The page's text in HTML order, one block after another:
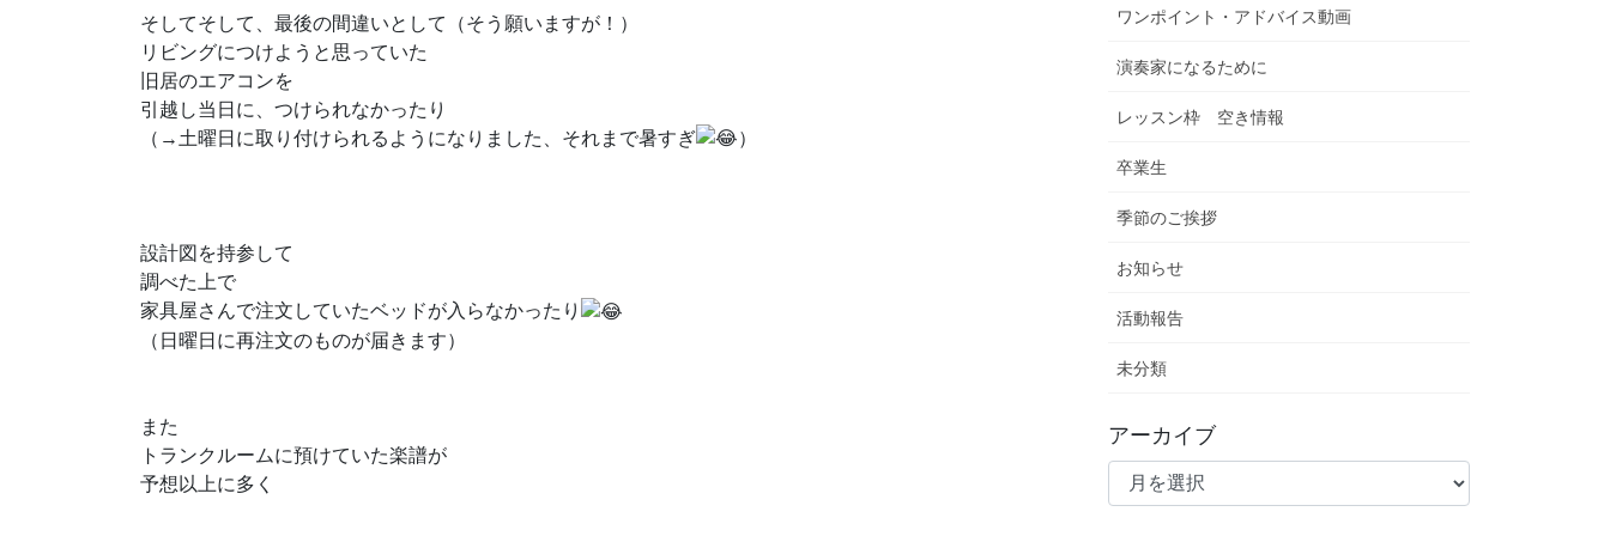
そしてそして、最後の間違いとして（そう願いますが！）
リビングにつけようと思っていた
旧居のエアコンを
引越し当日に、つけられなかったり
（→土曜日に取り付けられるようになりました、それまで暑すぎ
）
設計図を持参して
調べた上で
家具屋さんで注文していたベッドが入らなかったり
（日曜日に再注文のものが届きます）
また
トランクルームに預けていた楽譜が
予想以上に多く
ワンポイント・アドバイス動画
演奏家になるために
レッスン枠 空き情報
卒業生
季節のご挨拶
お知らせ
活動報告
未分類
アーカイブ
ア